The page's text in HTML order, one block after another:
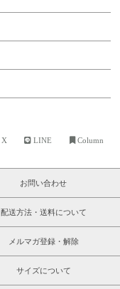
X LINE Column
お問い合わせ
配送方法・送料について
メルマガ登録・解除
サイズについて